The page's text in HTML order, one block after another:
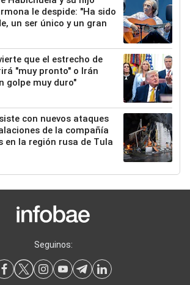
le despide: "Ha sido
un ser único y un gran
que el estrecho de
"muy pronto" o Irán
golpe muy duro"
con nuevos ataques
de la compañía
en la región rusa de Tula
Seguinos: